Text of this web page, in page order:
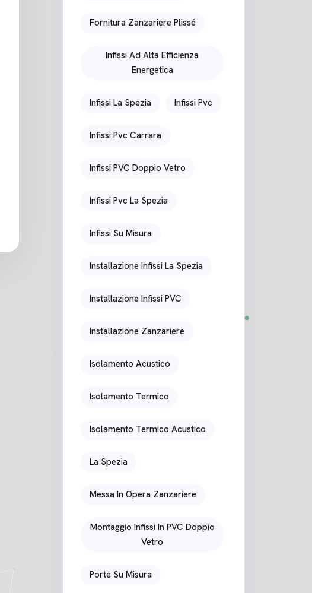
Fornitura Zanzariere Plissé
Infissi Ad Alta Efficienza
Energetica
Infissi La Spezia Infissi Pvc
Infissi Pvc Carrara
Infissi PVC Doppio Vetro
Infissi Pvc La Spezia
Infissi Su Misura
Installazione Infissi La Spezia
Installazione Infissi PVC
Installazione Zanzariere
Isolamento Acustico
Isolamento Termico
Isolamento Termico Acustico
La Spezia
Messa In Opera Zanzariere
Montaggio Infissi In PVC Doppio
Vetro
Porte Su Misura